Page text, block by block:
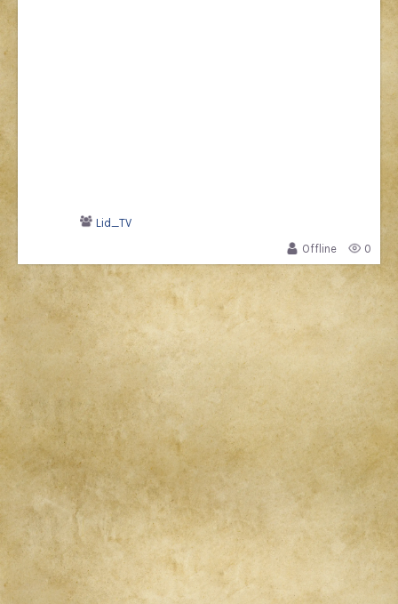
Lid_TV
Offline
0